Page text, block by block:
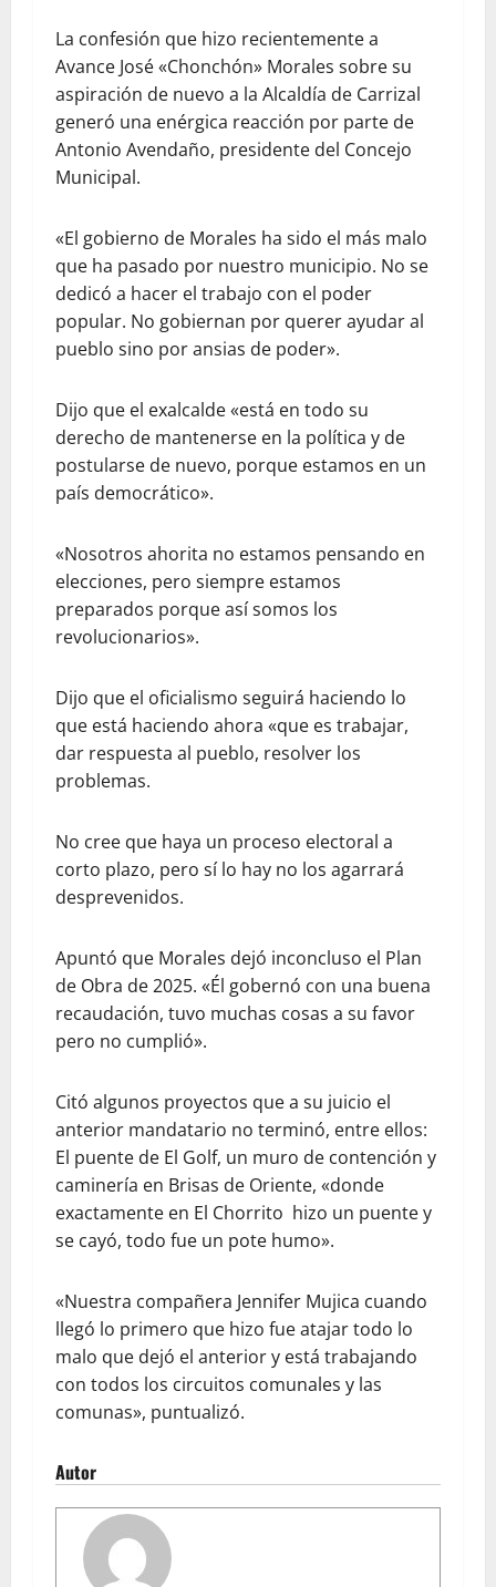
La confesión que hizo recientemente a
Avance José «Chonchón» Morales sobre su
aspiración de nuevo a la Alcaldía de Carrizal
generó una enérgica reacción por parte de
Antonio Avendaño, presidente del Concejo
Municipal.
«El gobierno de Morales ha sido el más malo
que ha pasado por nuestro municipio. No se
dedicó a hacer el trabajo con el poder
popular. No gobiernan por querer ayudar al
pueblo sino por ansias de poder».
Dijo que el exalcalde «está en todo su
derecho de mantenerse en la política y de
postularse de nuevo, porque estamos en un
país democrático».
«Nosotros ahorita no estamos pensando en
elecciones, pero siempre estamos
preparados porque así somos los
revolucionarios».
Dijo que el oficialismo seguirá haciendo lo
que está haciendo ahora «que es trabajar,
dar respuesta al pueblo, resolver los
problemas.
No cree que haya un proceso electoral a
corto plazo, pero sí lo hay no los agarrará
desprevenidos.
Apuntó que Morales dejó inconcluso el Plan
de Obra de 2025. «Él gobernó con una buena
recaudación, tuvo muchas cosas a su favor
pero no cumplió».
Citó algunos proyectos que a su juicio el
anterior mandatario no terminó, entre ellos:
El puente de El Golf, un muro de contención y
caminería en Brisas de Oriente, «donde
exactamente en El Chorrito hizo un puente y
se cayó, todo fue un pote humo».
«Nuestra compañera Jennifer Mujica cuando
llegó lo primero que hizo fue atajar todo lo
malo que dejó el anterior y está trabajando
con todos los circuitos comunales y las
comunas», puntualizó.
Autor